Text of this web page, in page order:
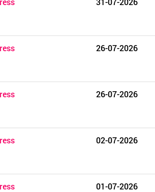
26-07-2026
26-07-2026
02-07-2026
01-07-2026